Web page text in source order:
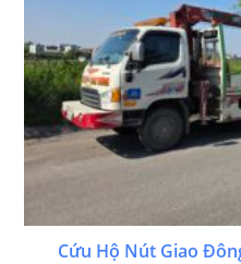
Cứu Hộ Nút Giao